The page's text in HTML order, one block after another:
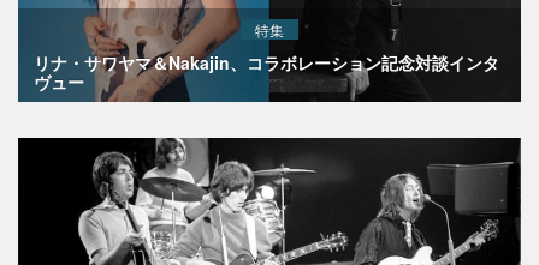
特集
リナ・サワヤマ＆Nakajin、コラボレーション記念対談インタ
ヴュー